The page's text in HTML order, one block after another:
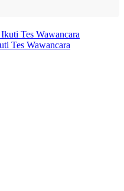
Tes Wawancara